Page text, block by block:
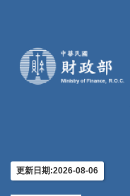
更新日期:2026-08-06